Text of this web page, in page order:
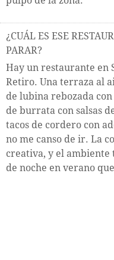
¿CUÁL ES ESE
PARAR?
Hay un restaurante en
Retiro. Una terraza al
de lubina rebozada con
de burrata con salsas
tacos de cordero con
no me canso de ir. La
creativa, y el ambiente
de noche en verano